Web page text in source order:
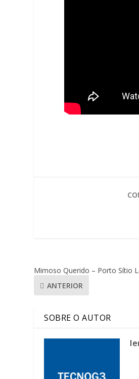
Mimoso Querido – Porto Sítio
ANTERIOR
SOBRE O AUTOR